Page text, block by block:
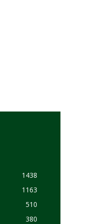
1438
1163
510
380